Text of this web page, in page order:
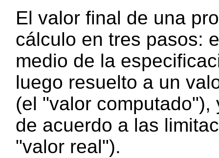
El valor final de una
cálculo en tres pasos:
medio de la
luego resuelto a un
(el "valor
de acuerdo a las
"valor real").